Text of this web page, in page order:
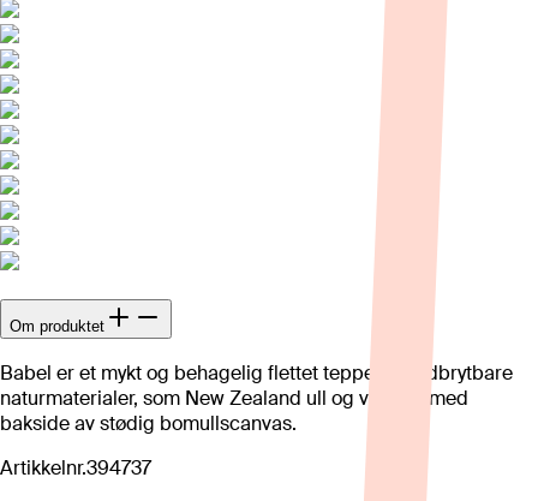
Om produktet
Babel er et mykt og behagelig flettet teppe av nedbrytbare
naturmaterialer, som New Zealand ull og viskose med
bakside av stødig bomullscanvas.
Artikkelnr.394737